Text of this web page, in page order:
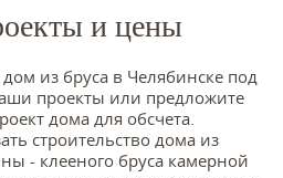
и цены
из бруса в Челябинске под
проекты или предложите
дома для обсчета.
строительство дома из
- клееного бруса камерной